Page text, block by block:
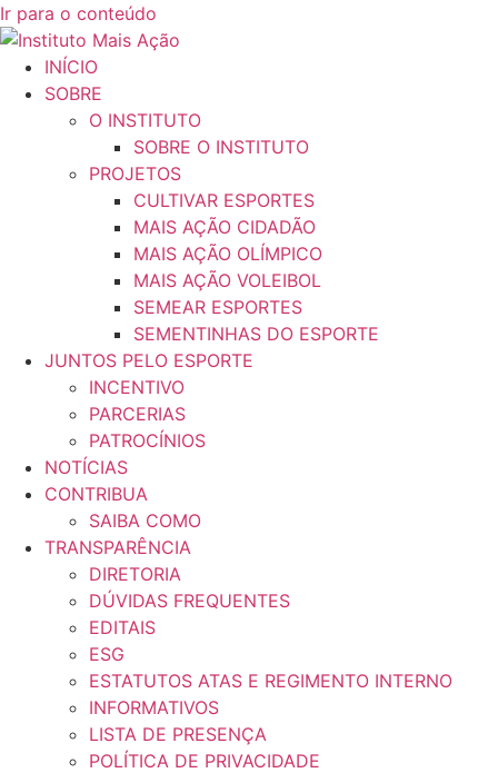
Ir para o conteúdo
INÍCIO
SOBRE
O INSTITUTO
SOBRE O INSTITUTO
PROJETOS
CULTIVAR ESPORTES
MAIS AÇÃO CIDADÃO
MAIS AÇÃO OLÍMPICO
MAIS AÇÃO VOLEIBOL
SEMEAR ESPORTES
SEMENTINHAS DO ESPORTE
JUNTOS PELO ESPORTE
INCENTIVO
PARCERIAS
PATROCÍNIOS
NOTÍCIAS
CONTRIBUA
SAIBA COMO
TRANSPARÊNCIA
DIRETORIA
DÚVIDAS FREQUENTES
EDITAIS
ESG
ESTATUTOS ATAS E REGIMENTO INTERNO
INFORMATIVOS
LISTA DE PRESENÇA
POLÍTICA DE PRIVACIDADE